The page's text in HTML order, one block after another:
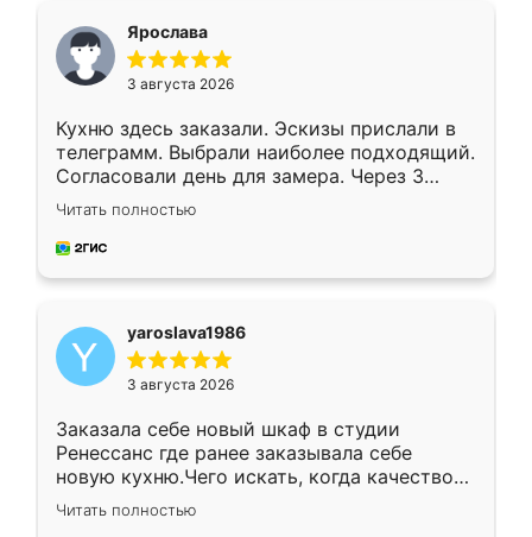
Ярослава
3 августа 2026
Кухню здесь заказали. Эскизы прислали в
телеграмм. Выбрали наиболее подходящий.
Согласовали день для замера. Через 3
недели кухня была уже готова. Остались
довольны работой. Спасибо Ренессанс
мебель за качественную работу!
Читать полностью
yaroslava1986
3 августа 2026
Заказала себе новый шкаф в студии
Ренессанс где ранее заказывала себе
новую кухню.Чего искать, когда качеством
вполне довольна. Служит кухня уже почти
два года, нареканий нет.
Читать полностью